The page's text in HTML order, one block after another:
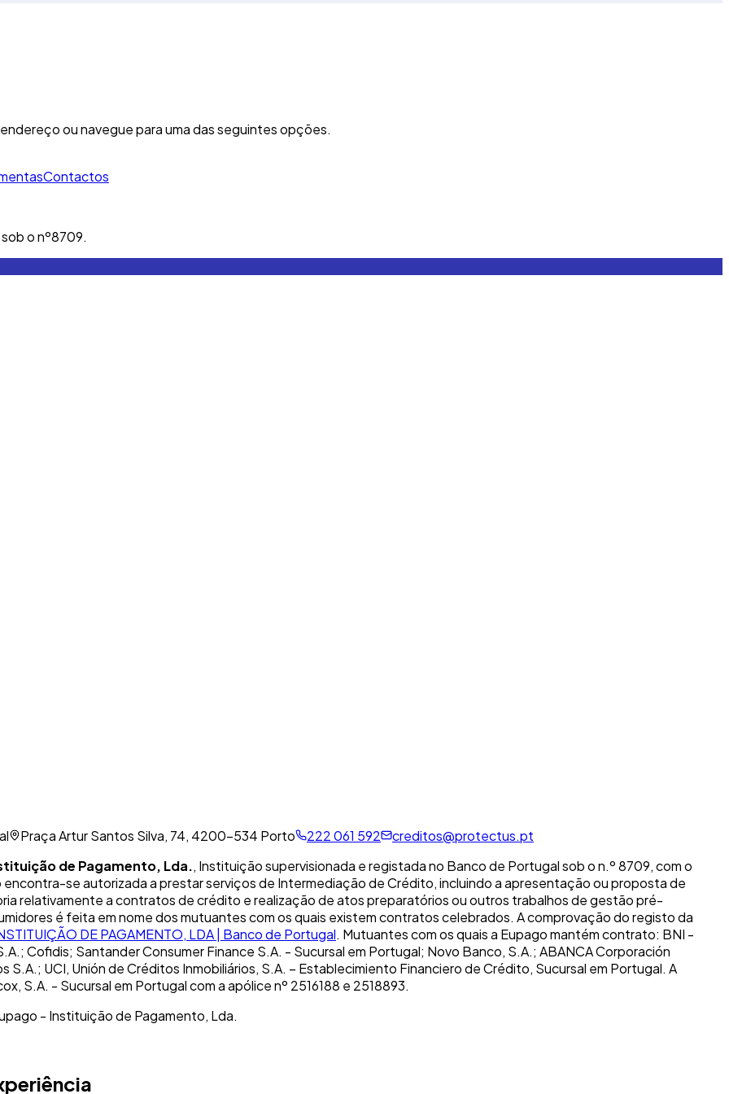
ou navegue para uma das seguintes opções.
Contactos
o nº8709.
Praça Artur Santos Silva, 74, 4200-534 Porto 222 061 592
creditos@protectus.pt
de Pagamento, Lda., Instituição supervisionada e registada no Banco de Portugal sob o n.º 8709, com o
se autorizada a prestar serviços de Intermediação de Crédito, incluindo a apresentação ou proposta de
relativamente a contratos de crédito e realização de atos preparatórios ou outros trabalhos de gestão pré-
é feita em nome dos mutuantes com os quais existem contratos celebrados. A comprovação do registo da
DE PAGAMENTO, LDA | Banco de Portugal. Mutuantes com os quais a Eupago mantém contrato: BNI -
Cofidis; Santander Consumer Finance S.A. - Sucursal em Portugal; Novo Banco, S.A.; ABANCA Corporación
S.A.; UCI, Unión de Créditos Inmobiliários, S.A. – Establecimiento Financiero de Crédito, Sucursal em Portugal. A
S.A. - Sucursal em Portugal com a apólice nº 2516188 e 2518893.
- Instituição de Pagamento, Lda.